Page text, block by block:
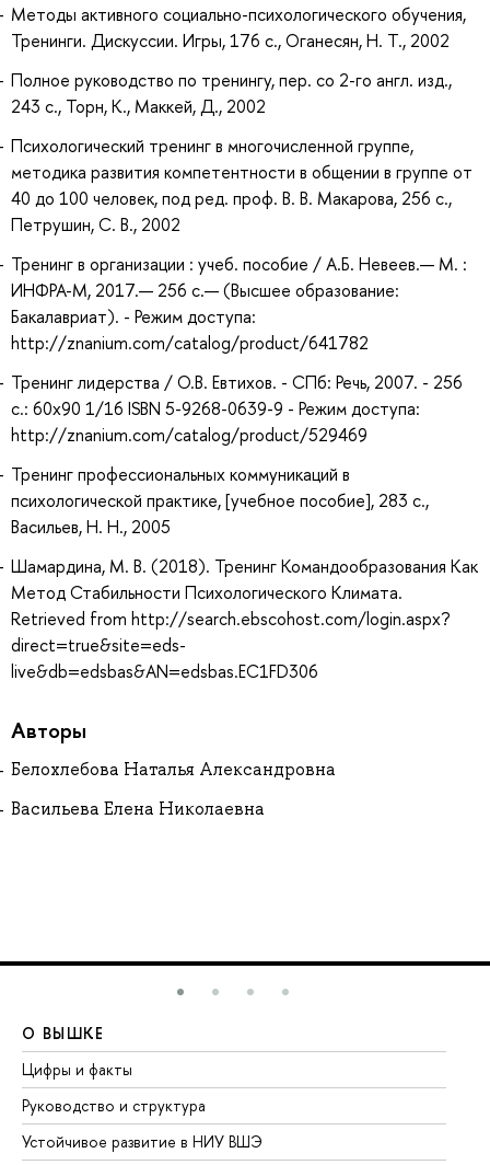
Методы активного социально-психологического обучения,
Тренинги. Дискуссии. Игры, 176 с., Оганесян, Н. Т., 2002
Полное руководство по тренингу, пер. со 2-го англ. изд.,
243 с., Торн, К., Маккей, Д., 2002
Психологический тренинг в многочисленной группе,
методика развития компетентности в общении в группе от
40 до 100 человек, под ред. проф. В. В. Макарова, 256 с.,
Петрушин, С. В., 2002
Тренинг в организации : учеб. пособие / А.Б. Невеев.— М. :
ИНФРА-М, 2017.— 256 с.— (Высшее образование:
Бакалавриат). - Режим доступа:
http://znanium.com/catalog/product/641782
Тренинг лидерства / О.В. Евтихов. - СПб: Речь, 2007. - 256
с.: 60x90 1/16 ISBN 5-9268-0639-9 - Режим доступа:
http://znanium.com/catalog/product/529469
Тренинг профессиональных коммуникаций в
психологической практике, [учебное пособие], 283 с.,
Васильев, Н. Н., 2005
Шамардина, М. В. (2018). Тренинг Командообразования Как
Метод Стабильности Психологического Климата.
Retrieved from http://search.ebscohost.com/login.aspx?
direct=true&site=eds-
live&db=edsbas&AN=edsbas.EC1FD306
Авторы
Белохлебова Наталья Александровна
Васильева Елена Николаевна
О ВЫШКЕ
Цифры и факты
Руководство и структура
Устойчивое развитие в НИУ ВШЭ